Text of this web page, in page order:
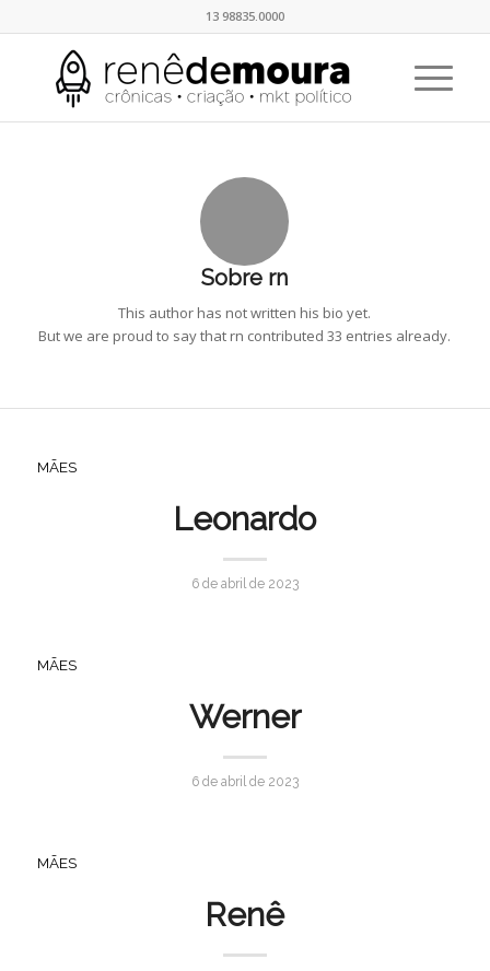
13 98835.0000
Sobre rn
This author has not written his bio yet.
But we are proud to say that rn contributed 33 entries already.
MÃES
Leonardo
6 de abril de 2023
MÃES
Werner
6 de abril de 2023
MÃES
Renê